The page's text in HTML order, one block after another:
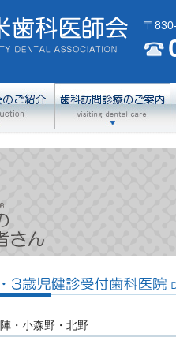
〒
・小森野・北野